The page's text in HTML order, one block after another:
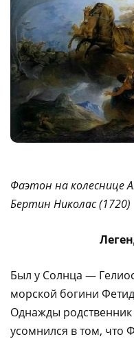
Фаэтон на колеснице
Бертин Николас (1720)
Был у Солнца —
морской богини
Однажды
усомнился в том, что